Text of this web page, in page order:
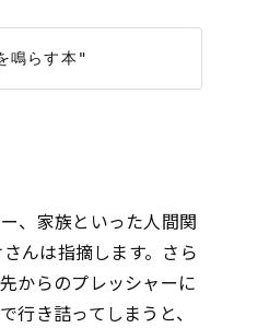
、家族といった人間関
んは指摘します。さら
からのプレッシャーに
き詰ってしまうと、